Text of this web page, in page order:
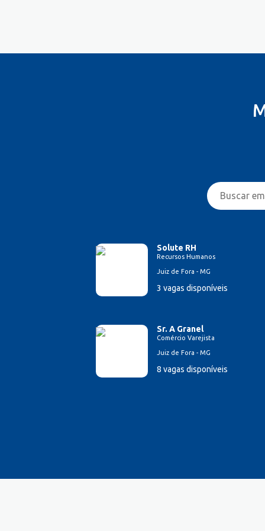
Entregador/Motoboy
Ferramenteiro
Fonoaudi
Garçom
Solute RH
Recursos Humanos
Juiz de Fora - MG
3 vagas disponíveis
Sr. A Granel
Comércio Varejista
Juiz de Fora - MG
8 vagas disponíveis